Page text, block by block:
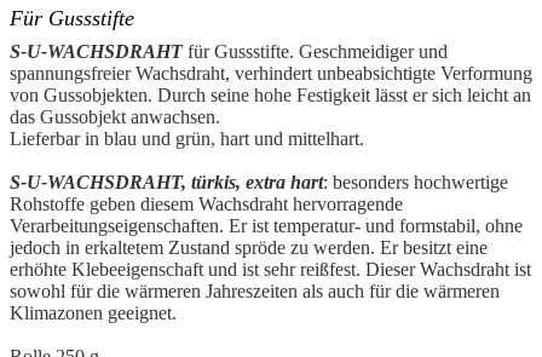
Für Gussstifte
S-U-WACHSDRAHTfür Gussstifte. Geschmeidiger und
spannungsfreier Wachsdraht, verhindert unbeabsichtigte Verformung
von Gussobjekten. Durch seine hohe Festigkeit lässt er sich leicht an
das Gussobjekt anwachsen.
Lieferbar in blau und grün, hart und mittelhart.
S-U-WACHSDRAHT, türkis, extra hart: besonders hochwertige
Rohstoffe geben diesem Wachsdraht hervorragende
Verarbeitungseigenschaften. Er ist temperatur- und formstabil, ohne
jedoch in erkaltetem Zustand spröde zu werden. Er besitzt eine
erhöhte Klebeeigenschaft und ist sehr reißfest. Dieser Wachsdraht ist
sowohl für die wärmeren Jahreszeiten als auch für die wärmeren
Klimazonen geeignet.